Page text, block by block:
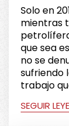
Solo en
mientras
que sea
no se
sufriendo
trabajo
SEGUIR